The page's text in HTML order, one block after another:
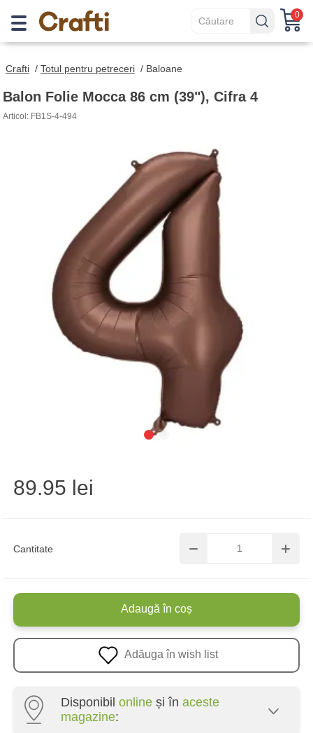
0
Crafti / Totul pentru petreceri / Baloane
Balon Folie Mocca 86 cm (39"), Cifra 4
Articol: FB1S-4-494
Cantitate
89.95 lei
Adaugă în coș
Adăuga în wish list
Disponibil online și în aceste
magazine: